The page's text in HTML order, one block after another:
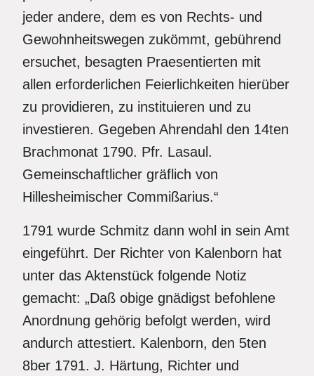
jeder andere, dem es von Rechts- und
Gewohnheitswegen zukömmt, gebührend
ersuchet, besagten Praesentierten mit
allen erforderlichen Feierlichkeiten hierüber
zu providieren, zu instituieren und zu
investieren. Gegeben Ahrendahl den 14ten
Brachmonat 1790. Pfr. Lasaul.
Gemeinschaftlicher gräflich von
Hillesheimischer Commißarius.“
1791 wurde Schmitz dann wohl in sein Amt
eingeführt. Der Richter von Kalenborn hat
unter das Aktenstück folgende Notiz
gemacht: „Daß obige gnädigst befohlene
Anordnung gehörig befolgt werden, wird
andurch attestiert. Kalenborn, den 5ten
8ber 1791. J. Härtung, Richter und